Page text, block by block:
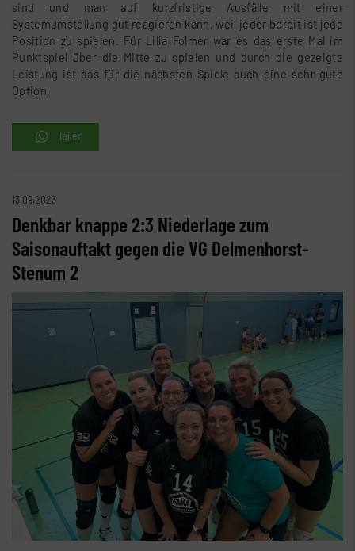
sind und man auf kurzfristige Ausfälle mit einer
Systemumstellung gut reagieren kann, weil jeder bereit ist jede
Position zu spielen. Für Lilia Folmer war es das erste Mal im
Punktspiel über die Mitte zu spielen und durch die gezeigte
Leistung ist das für die nächsten Spiele auch eine sehr gute
Option.
teilen
13.09.2023
Denkbar knappe 2:3 Niederlage zum
Saisonauftakt gegen die VG Delmenhorst-
Stenum 2